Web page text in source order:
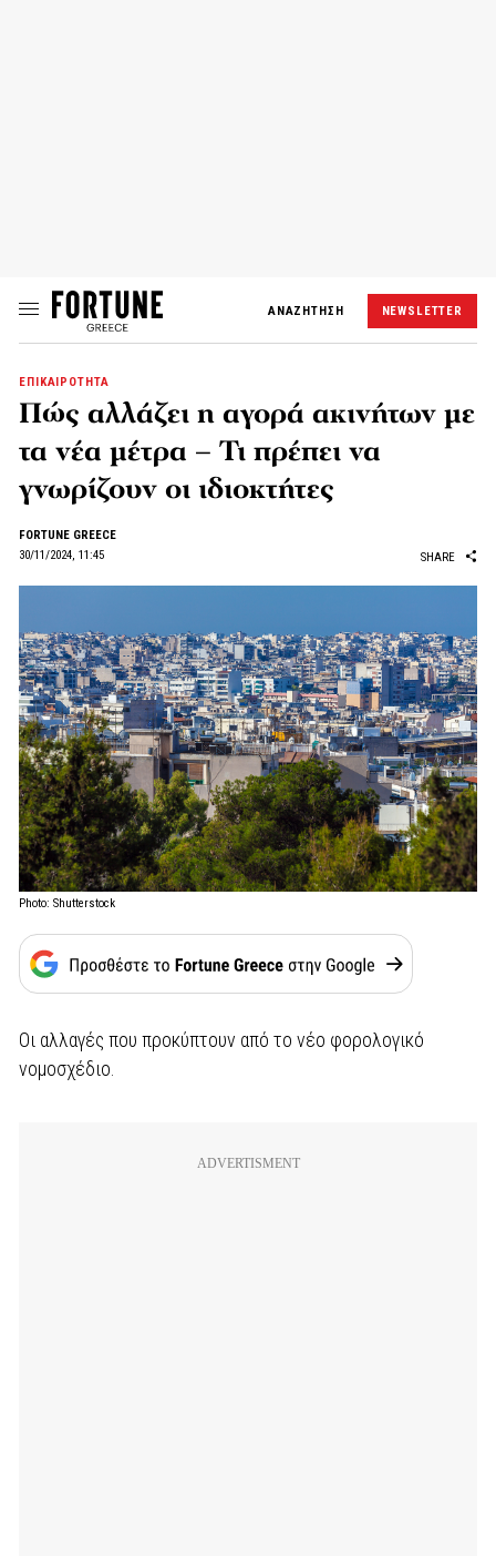
ΑΝΑΖΗΤΗΣΗ NEWSLETTER
ΕΠΙΚΑΙΡΟΤΗΤΑ
Πώς αλλάζει η αγορά ακινήτων με
τα νέα μέτρα – Τι πρέπει να
γνωρίζουν οι ιδιοκτήτες
FORTUNE GREECE
30/11/2024, 11:45
SHARE
Photo: Shutterstock
Οι αλλαγές που προκύπτουν από το νέο φορολογικό
νομοσχέδιο.